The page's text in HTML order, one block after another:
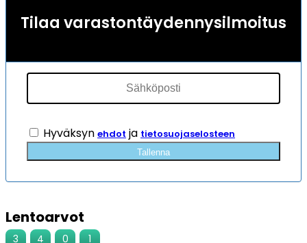
Tilaa varastontäydennysilmoitus
Hyväksyn ehdot ja tietosuojaselosteen
Tallenna
Lentoarvot
3 4 0 1